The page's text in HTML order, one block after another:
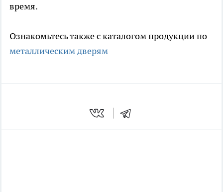
время.
Ознакомьтесь также с каталогом продукции по
металлическим дверям